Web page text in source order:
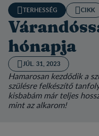
TERHESSÉG CIKK
hónapja
JÚL. 31, 2023
Hamarosan kezdődik a
szülésre felkészítő
kisbabám már teljes
mint az alkarom!